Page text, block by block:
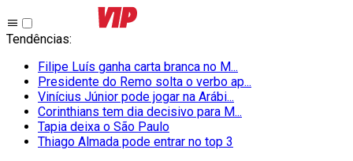
Tendências:
Filipe Luís ganha carta branca no M...
Presidente do Remo solta o verbo ap...
Vinícius Júnior pode jogar na Arábi...
Corinthians tem dia decisivo para M...
Tapia deixa o São Paulo
Thiago Almada pode entrar no top 3